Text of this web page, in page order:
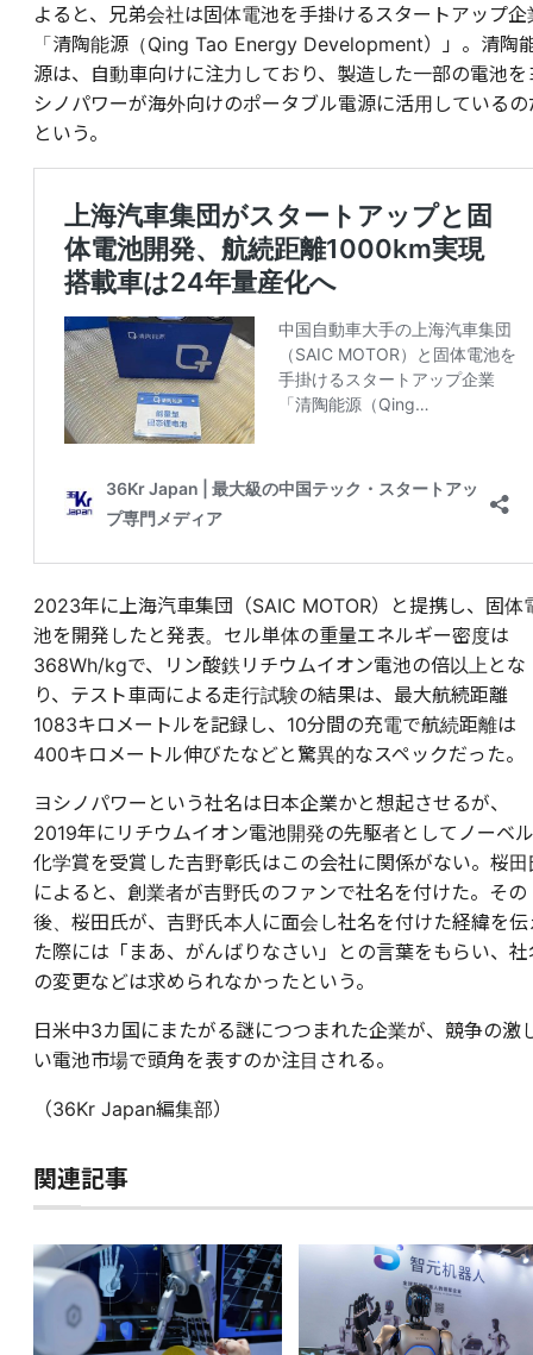
よると、兄弟会社は固体電池を手掛けるスタートアップ企
「清陶能源（Qing Tao Energy Development）」。清陶
源は、自動車向けに注力しており、製造した一部の電池を
シノパワーが海外向けのポータブル電源に活用しているの
という。
2023年に上海汽車集団（SAIC MOTOR）と提携し、固体
池を開発したと発表。セル単体の重量エネルギー密度は
368Wh/kgで、リン酸鉄リチウムイオン電池の倍以上とな
り、テスト車両による走行試験の結果は、最大航続距離
1083キロメートルを記録し、10分間の充電で航続距離は
400キロメートル伸びたなどと驚異的なスペックだった。
ヨシノパワーという社名は日本企業かと想起させるが、
2019年にリチウムイオン電池開発の先駆者としてノーベル
化学賞を受賞した吉野彰氏はこの会社に関係がない。桜田
によると、創業者が吉野氏のファンで社名を付けた。その
後、桜田氏が、吉野氏本人に面会し社名を付けた経緯を伝
た際には「まあ、がんばりなさい」との言葉をもらい、社
の変更などは求められなかったという。
日米中3カ国にまたがる謎につつまれた企業が、競争の激
い電池市場で頭角を表すのか注目される。
（36Kr Japan編集部）
関連記事